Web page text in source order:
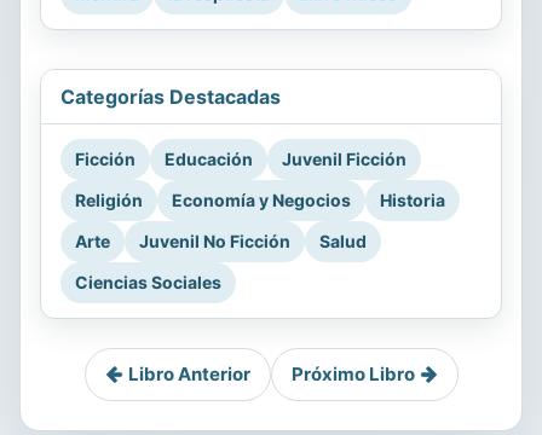
Categorías Destacadas
Ficción Educación
Juvenil Ficción
Religión
Economía y Negocios
Historia
Arte
Juvenil No Ficción
Salud
Ciencias Sociales
Libro Anterior Próximo Libro